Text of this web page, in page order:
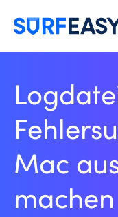
Mac
machen